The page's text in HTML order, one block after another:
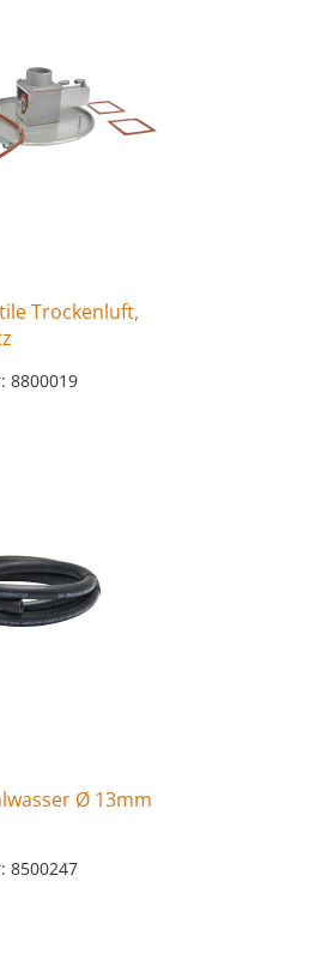
Trockenluft,
8800019
Ø 13mm
8500247